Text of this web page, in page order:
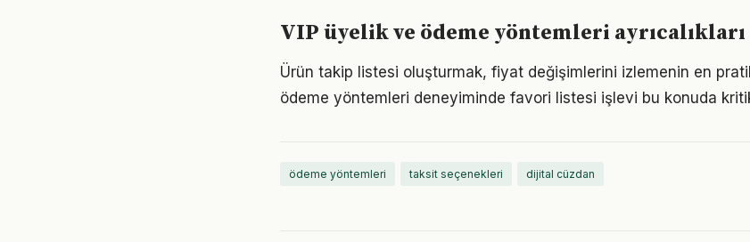
VIP üyelik ve ödeme yöntemleri ayrıcalıkları
Ürün takip listesi oluşturmak, fiyat değişimlerini izlemenin en
ödeme yöntemleri deneyiminde favori listesi işlevi bu konuda
ödeme yöntemleri taksit seçenekleri dijital cüzdan